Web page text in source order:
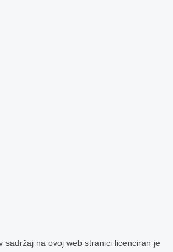
sadržaj na ovoj web stranici licenciran je